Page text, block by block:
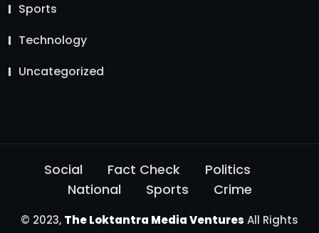
Sports
Technology
Uncategorized
Social Fact Check
Politics
National
Sports Crime
© 2023, The Loktantra Media Ventures All Rights